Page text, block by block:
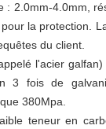
: 2.0mm-4.0mm,
la protection.
du client.
l'acier galfan)
3 fois de
380Mpa.
teneur en